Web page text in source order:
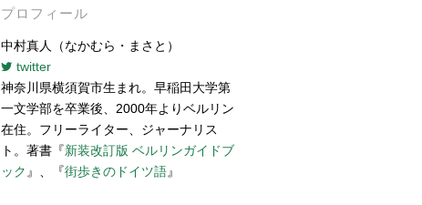
プロフィール
中村真人（なかむら・まさと）
twitter
神奈川県横須賀市生まれ。早稲田大学第
一文学部を卒業後、2000年よりベルリン
在住。フリーライター、ジャーナリス
ト。著書『新装改訂版 ベルリンガイドブ
ック 』、『街歩きのドイツ語』